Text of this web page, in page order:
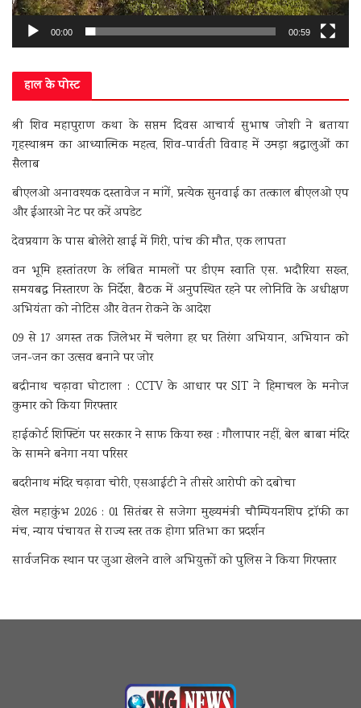
00:00 00:59
हाल के पोस्ट
श्री शिव महापुराण कथा के सप्तम दिवस आचार्य सुभाष जोशी ने बताया
गृहस्थाश्रम का आध्यात्मिक महत्व, शिव-पार्वती विवाह में उमड़ा श्रद्धालुओं का
सैलाब
बीएलओ अनावश्यक दस्तावेज न मांगें, प्रत्येक सुनवाई का तत्काल बीएलओ एप
और ईआरओ नेट पर करें अपडेट
देवप्रयाग के पास बोलेरो खाई में गिरी, पांच की मौत, एक लापता
वन भूमि हस्तांतरण के लंबित मामलों पर डीएम स्वाति एस. भदौरिया सख्त,
समयबद्ध निस्तारण के निर्देश, बैठक में अनुपस्थित रहने पर लोनिवि के अधीक्षण
अभियंता को नोटिस और वेतन रोकने के आदेश
09 से 17 अगस्त तक जिलेभर में चलेगा हर घर तिरंगा अभियान, अभियान को
जन-जन का उत्सव बनाने पर जोर
बद्रीनाथ चढ़ावा घोटाला : CCTV के आधार पर SIT ने हिमाचल के मनोज
कुमार को किया गिरफ्तार
हाईकोर्ट शिफ्टिंग पर सरकार ने साफ किया रुख : गौलापार नहीं, बेल बाबा मंदिर
के सामने बनेगा नया परिसर
बदरीनाथ मंदिर चढ़ावा चोरी, एसआईटी ने तीसरे आरोपी को दबोचा
खेल महाकुंभ 2026 : 01 सितंबर से सजेगा मुख्यमंत्री चौम्पियनशिप ट्रॉफी का
मंच, न्याय पंचायत से राज्य स्तर तक होगा प्रतिभा का प्रदर्शन
सार्वजनिक स्थान पर जुआ खेलने वाले अभियुक्तों को पुलिस ने किया गिरफ्तार